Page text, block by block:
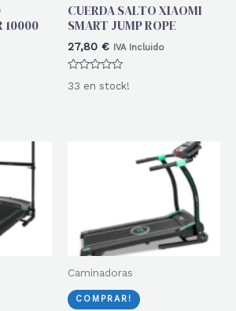
10000
CUERDA SALTO XIAOMI
SMART JUMP ROPE
27,80 € IVA Incluido
con
33 en stock!
Caminadoras
COMPRAR!